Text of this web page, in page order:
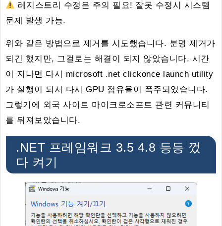
레지스트리 수정은 주의 필요! 잘못 수정시 시스템
문제 발생 가능.
위와 같은 방법으로 제거를 시도했습니다. 분명 제거가
되긴 했지만, 그걸로는 해결이 되지 않았습니다. 시간
이 지나면 다시 microsoft .net clickonce launch utility
가 실행이 되서 다시 GPU 점유율이 폭주되었습니다.
그렇기에 외국 사이트 마이크로소프트 관련 커뮤니티
를 뒤져보았습니다.
.NET 프레임워크 3.5 4.8 등등 껐
다 켜기